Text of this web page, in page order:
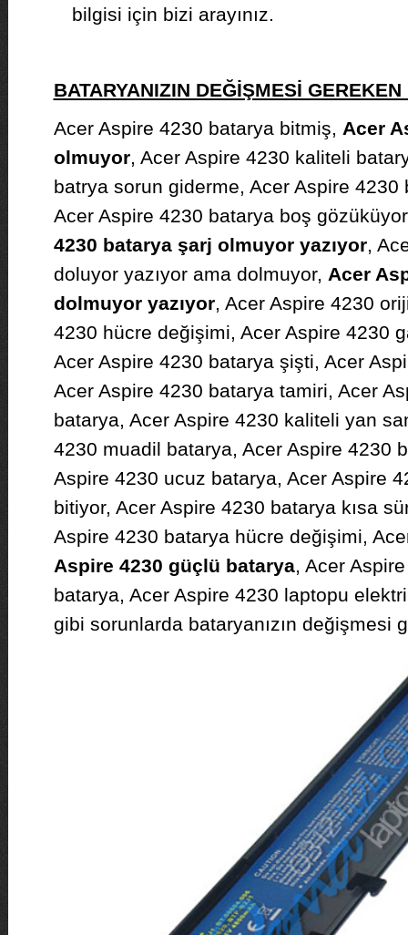
bilgisi için bizi arayınız.
BATARYANIZIN DEĞİŞMESİ
Acer Aspire 4230 batarya bitmiş, Acer
olmuyor, Acer Aspire 4230 kaliteli
batrya sorun giderme, Acer Aspire
Acer Aspire 4230 batarya boş
4230 batarya şarj olmuyor yazıyor,
doluyor yazıyor ama dolmuyor, Acer
dolmuyor yazıyor, Acer Aspire 4230
4230 hücre değişimi, Acer Aspire 4230
Acer Aspire 4230 batarya şişti, Acer
Acer Aspire 4230 batarya tamiri, Acer
batarya, Acer Aspire 4230 kaliteli yan
4230 muadil batarya, Acer Aspire 4230
Aspire 4230 ucuz batarya, Acer Aspire
bitiyor, Acer Aspire 4230 batarya kısa
Aspire 4230 batarya hücre değişimi,
Aspire 4230 güçlü batarya, Acer
batarya, Acer Aspire 4230 laptopu
gibi sorunlarda bataryanızın değişmesi